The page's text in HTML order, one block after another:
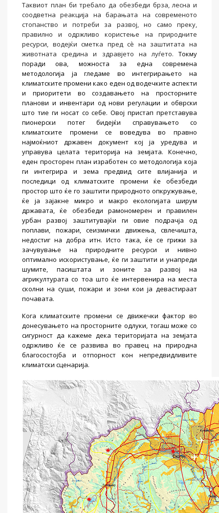
Таквиот план би требало да обезбеди брза, лесна и
соодветна реакција на барањата на современото
стопанство и потреби за развој, но само преку,
правилно и одржливо користење на природните
ресурси, водејќи сметка пред сè на заштитата на
животната средина и здравјето на луѓето. Токму
поради ова, можноста за една современа
методологија ја гледаме во интегрирањето на
климатските промени како еден од водечките аспекти
и приоритети во создавањето на просторните
планови и инвентари од нови регулации и обврски
што тие ги носат со себе. Овој пристап претставува
пионерски потег бидејќи справувањето со
климатските промени се воведува во правно
најмоќниот државен документ кој ја уредува и
управува целата територија на земјата. Конечно,
еден просторен план изработен со методологија која
ги интегрира и зема предвид сите влијанија и
последици од климатските промени ќе обезбеди
простор што ќе го заштити природното опкружување,
ќе ја зајакне микро и макро екологијата ширум
државата, ќе обезбеди рамономерен и правилен
урбан развој заштитувајќи ги овие подрачја од
поплави, пожари, сеизмички движења, свлечишта,
недостиг на добра итн. Исто така, ќе се грижи за
зачувување на природните ресурси и нивно
оптимално искористување, ќе ги заштити и унапреди
шумите, пасиштата и зоните за развој на
агрикултурата со тоа што ќе интервенира на места
сколни на суши, пожари и зони кои ја девастираат
почавата.
Кога климатските промени се движечки фактор во
донесувањето на просторните одлуки, тогаш може со
сигурност да кажеме дека територијата на земјата
одржливо ќе се развива во правец на природна
благосостојба и отпорност кон непредвидливите
климатски сценарија.